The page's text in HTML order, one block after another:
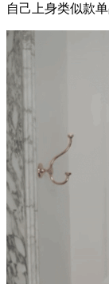
自己上身类似款